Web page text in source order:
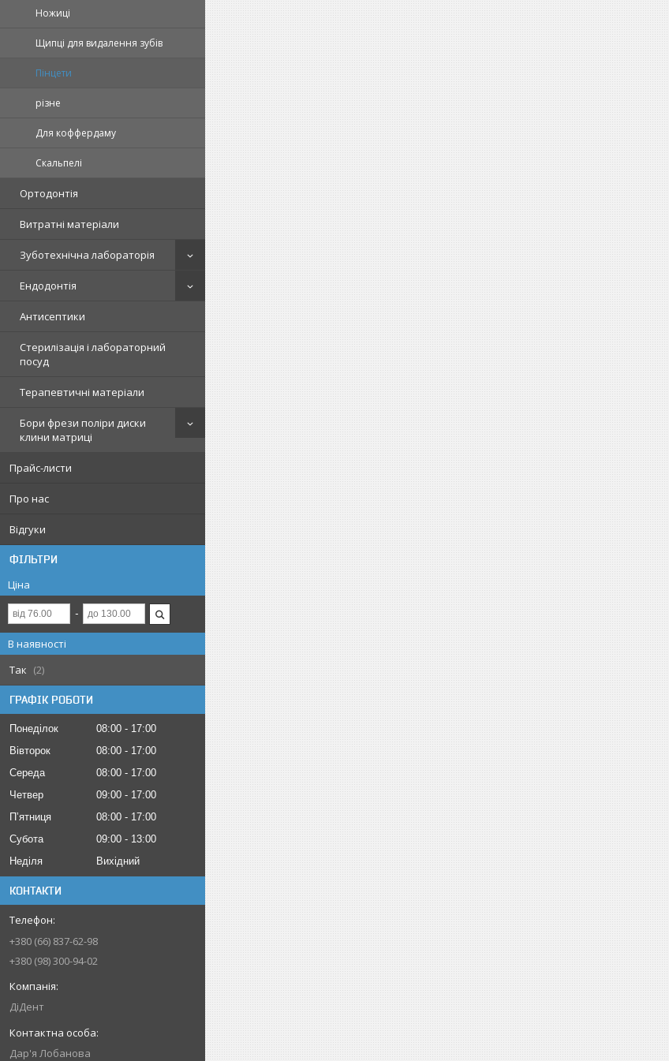
Ножиці
Щипці для видалення зубів
Пінцети
різне
Для коффердаму
Скальпелі
Ортодонтія
Витратні матеріали
Зуботехнічна лабораторія
Ендодонтія
Антисептики
Стерилізація і лабораторний
посуд
Терапевтичні матеріали
Бори фрези поліри диски
клини матриці
Прайс-листи
Про нас
Відгуки
ФІЛЬТРИ
Ціна
В наявності
Так
2
ГРАФІК РОБОТИ
Понеділок 08:00
17:00
Вівторок
08:00
17:00
Середа
08:00
17:00
Четвер
09:00
17:00
Пʼятниця
08:00
17:00
Субота
09:00
13:00
Неділя
Вихідний
КОНТАКТИ
+380 (66) 837-62-98
+380 (98) 300-94-02
ДіДент
Дар'я Лобанова